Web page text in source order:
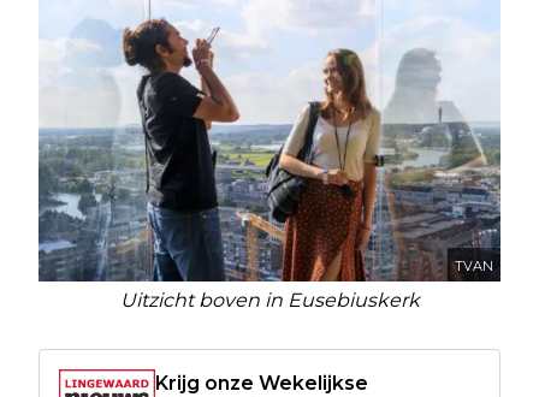
TVAN
Uitzicht boven in Eusebiuskerk
Krijg onze Wekelijkse